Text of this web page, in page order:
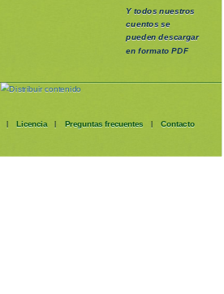
Y todos nuestros
cuentos se
puedendescargar
en formato PDF
| Licencia | Preguntas frecuentes | Contacto